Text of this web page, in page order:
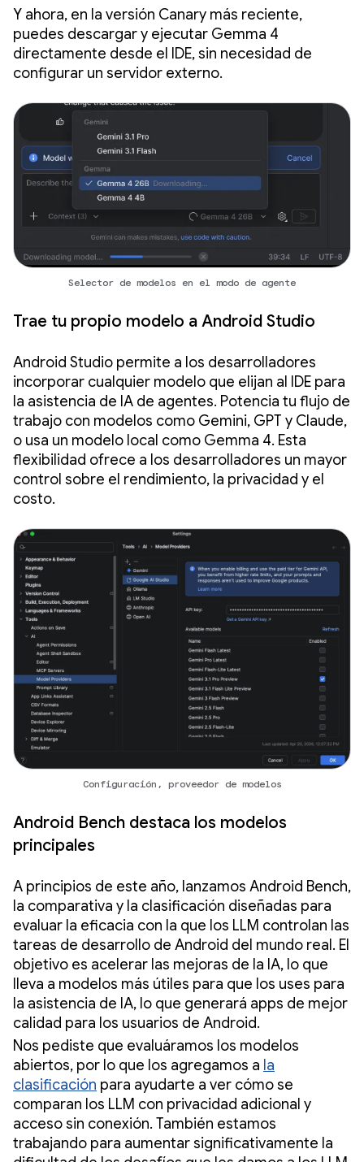
Y ahora, en la versión Canary más reciente,
puedes descargar y ejecutar Gemma 4
directamente desde el IDE, sin necesidad de
configurar un servidor externo.
Selector de modelos en el modo de agente
Trae tu propio modelo a Android Studio
Android Studio permite a los desarrolladores
incorporar cualquier modelo que elijan al IDE para
la asistencia de IA de agentes. Potencia tu flujo de
trabajo con modelos como Gemini, GPT y Claude,
o usa un modelo local como Gemma 4. Esta
flexibilidad ofrece a los desarrolladores un mayor
control sobre el rendimiento, la privacidad y el
costo.
Configuración, proveedor de modelos
Android Bench destaca los modelos
principales
A principios de este año, lanzamos Android Bench,
la comparativa y la clasificación diseñadas para
evaluar la eficacia con la que los LLM controlan las
tareas de desarrollo de Android del mundo real. El
objetivo es acelerar las mejoras de la IA, lo que
lleva a modelos más útiles para que los uses para
la asistencia de IA, lo que generará apps de mejor
calidad para los usuarios de Android.
Nos pediste que evaluáramos los modelos
abiertos, por lo que los agregamos a la
clasificación para ayudarte a ver cómo se
comparan los LLM con privacidad adicional y
acceso sin conexión. También estamos
trabajando para aumentar significativamente la